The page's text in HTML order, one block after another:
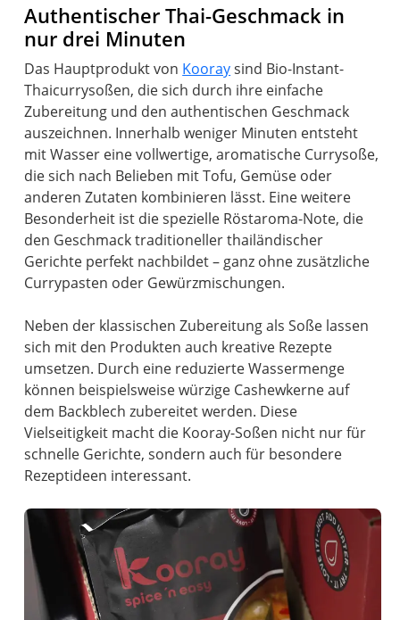
Authentischer Thai-Geschmack in
nur drei Minuten
Das Hauptprodukt von Kooraysind Bio-Instant-
Thaicurrysoßen, die sich durch ihre einfache
Zubereitung und den authentischen Geschmack
auszeichnen. Innerhalb weniger Minuten entsteht
mit Wasser eine vollwertige, aromatische Currysoße,
die sich nach Belieben mit Tofu, Gemüse oder
anderen Zutaten kombinieren lässt. Eine weitere
Besonderheit ist die spezielle Röstaroma-Note, die
den Geschmack traditioneller thailändischer
Gerichte perfekt nachbildet – ganz ohne zusätzliche
Currypasten oder Gewürzmischungen.
Neben der klassischen Zubereitung als Soße lassen
sich mit den Produkten auch kreative Rezepte
umsetzen. Durch eine reduzierte Wassermenge
können beispielsweise würzige Cashewkerne auf
dem Backblech zubereitet werden. Diese
Vielseitigkeit macht die Kooray-Soßen nicht nur für
schnelle Gerichte, sondern auch für besondere
Rezeptideen interessant.